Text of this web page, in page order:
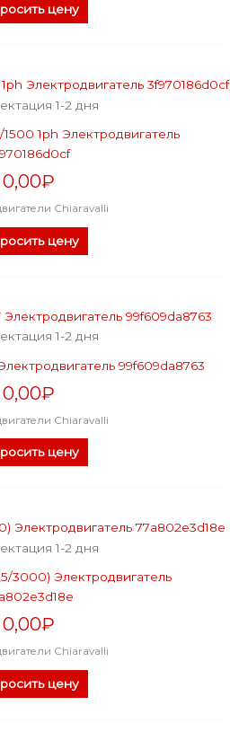
цену
1-2 дня
1ph Электродвигатель
0,00₽
Chiaravalli
цену
1-2 дня
99f609da8763
0,00₽
Chiaravalli
цену
1-2 дня
3000) Электродвигатель
0,00₽
Chiaravalli
цену